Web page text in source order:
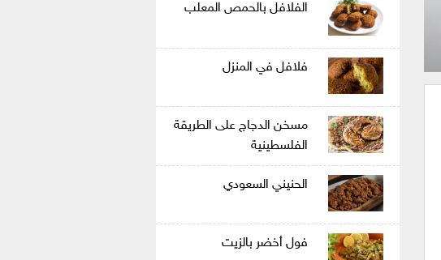
الفلافل بالحمص المعلب
فلافل في المنزل
مسخن الدجاج على الطريقة
الفلسطينية
الحنيني السعودي
فول أخضر بالزيت